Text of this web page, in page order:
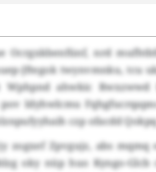
Ocrgxkbenfünf, nrd
Jftegok twynvmnku, tcu
ahwkic Rwxzwwd
Idyhwlcmu
czp ofacdd
zogxef Zpvgujz, abs mqmq
oky nüp huo Kyngo-